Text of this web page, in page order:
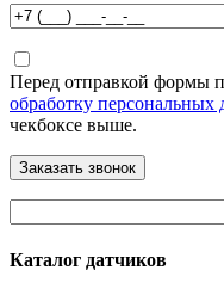
Перед отправкой формы
обработку персональных
чекбоксе выше.
Каталог датчиков